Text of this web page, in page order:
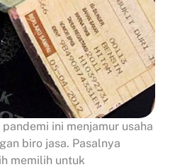
pandemi ini menjamur usaha
biro jasa. Pasalnya
memilih untuk